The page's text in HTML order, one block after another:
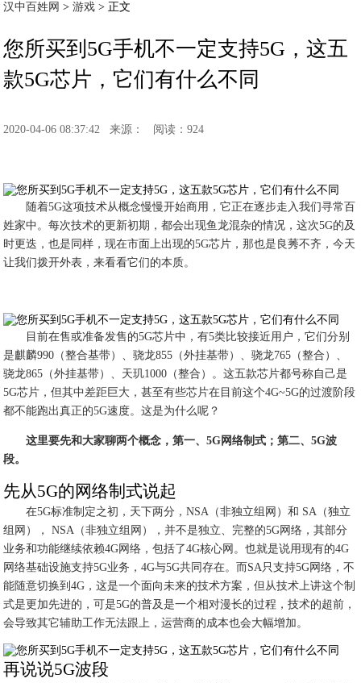
汉中百姓网 >游戏 > 正文
您所买到5G手机不一定支持5G，这五
款5G芯片，它们有什么不同
2020-04-06 08:37:42 来源： 阅读：924
随着5G这项技术从概念慢慢开始商用，它正在逐步走入我们寻常百
姓家中。每次技术的更新初期，都会出现鱼龙混杂的情况，这次5G的及
时更迭，也是同样，现在市面上出现的5G芯片，那也是良莠不齐，今天
让我们拨开外表，来看看它们的本质。
目前在售或准备发售的5G芯片中，有5类比较接近用户，它们分别
是麒麟990（整合基带）、骁龙855（外挂基带）、骁龙765（整合）、
骁龙865（外挂基带）、天玑1000（整合）。这五款芯片都号称自己是
5G芯片，但其中差距巨大，甚至有些芯片在目前这个4G~5G的过渡阶段
都不能跑出真正的5G速度。这是为什么呢？
这里要先和大家聊两个概念，第一、5G网络制式；第二、5G波
段。
先从5G的网络制式说起
在5G标准制定之初，天下两分，NSA（非独立组网）和 SA（独立
组网）， NSA（非独立组网），并不是独立、完整的5G网络，其部分
业务和功能继续依赖4G网络，包括了4G核心网。也就是说用现有的4G
网络基础设施支持5G业务，4G与5G共同存在。而SA只支持5G网络，不
能随意切换到4G，这是一个面向未来的技术方案，但从技术上讲这个制
式是更加先进的，可是5G的普及是一个相对漫长的过程，技术的超前，
会导致其它辅助工作无法跟上，运营商的成本也会大幅增加。
再说说5G波段